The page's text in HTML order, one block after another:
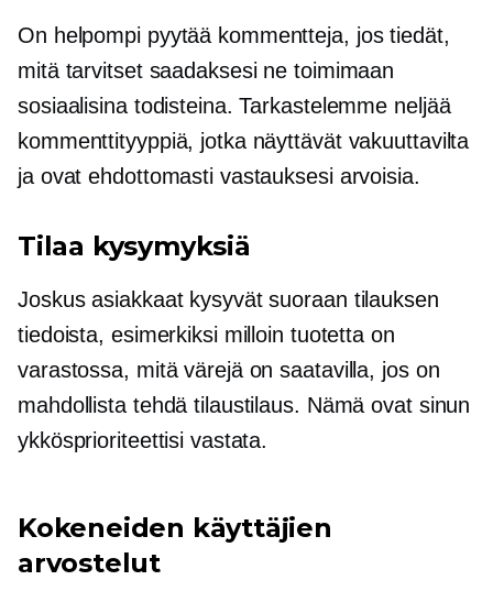
On helpompi pyytää kommentteja, jos tiedät,
mitä tarvitset saadaksesi ne toimimaan
sosiaalisina todisteina. Tarkastelemme neljää
kommenttityyppiä, jotka näyttävät vakuuttavilta
ja ovat ehdottomasti vastauksesi arvoisia.
Tilaa kysymyksiä
Joskus asiakkaat kysyvät suoraan tilauksen
tiedoista, esimerkiksi milloin tuotetta on
varastossa, mitä värejä on saatavilla, jos on
mahdollista tehdä tilaustilaus. Nämä ovat sinun
ykkösprioriteettisi vastata.
Kokeneiden käyttäjien
arvostelut